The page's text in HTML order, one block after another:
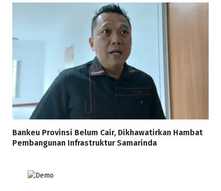
Bankeu Provinsi Belum Cair, Dikhawatirkan Hambat
Pembangunan Infrastruktur Samarinda